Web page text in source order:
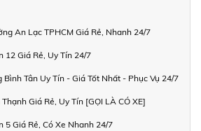
An Lạc TPHCM Giá Rẻ, Nhanh 24/7
12 Giá Rẻ, Uy Tín 24/7
Bình Tân Uy Tín - Giá Tốt Nhất - Phục Vụ 24/7
Giá Rẻ, Uy Tín [GỌI LÀ CÓ XE]
5 Giá Rẻ, Có Xe Nhanh 24/7